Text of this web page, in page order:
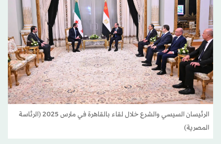
الرئيسان السيسي والشرع خلال لقاء بالقاهرة في مارس 2025 (الرئاسة
المصرية)